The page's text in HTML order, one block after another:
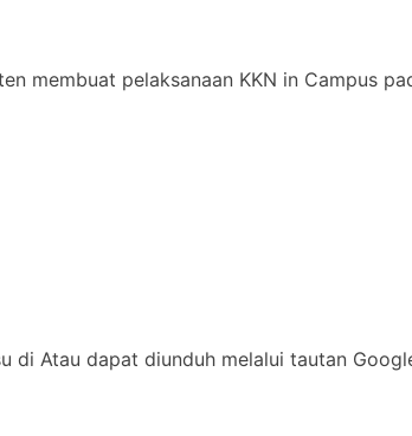
membuat pelaksanaan KKN in Campus
di Atau dapat diunduh melalui tautan